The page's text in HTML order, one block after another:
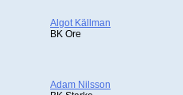
Algot Källman
BK Ore
Adam Nilsson